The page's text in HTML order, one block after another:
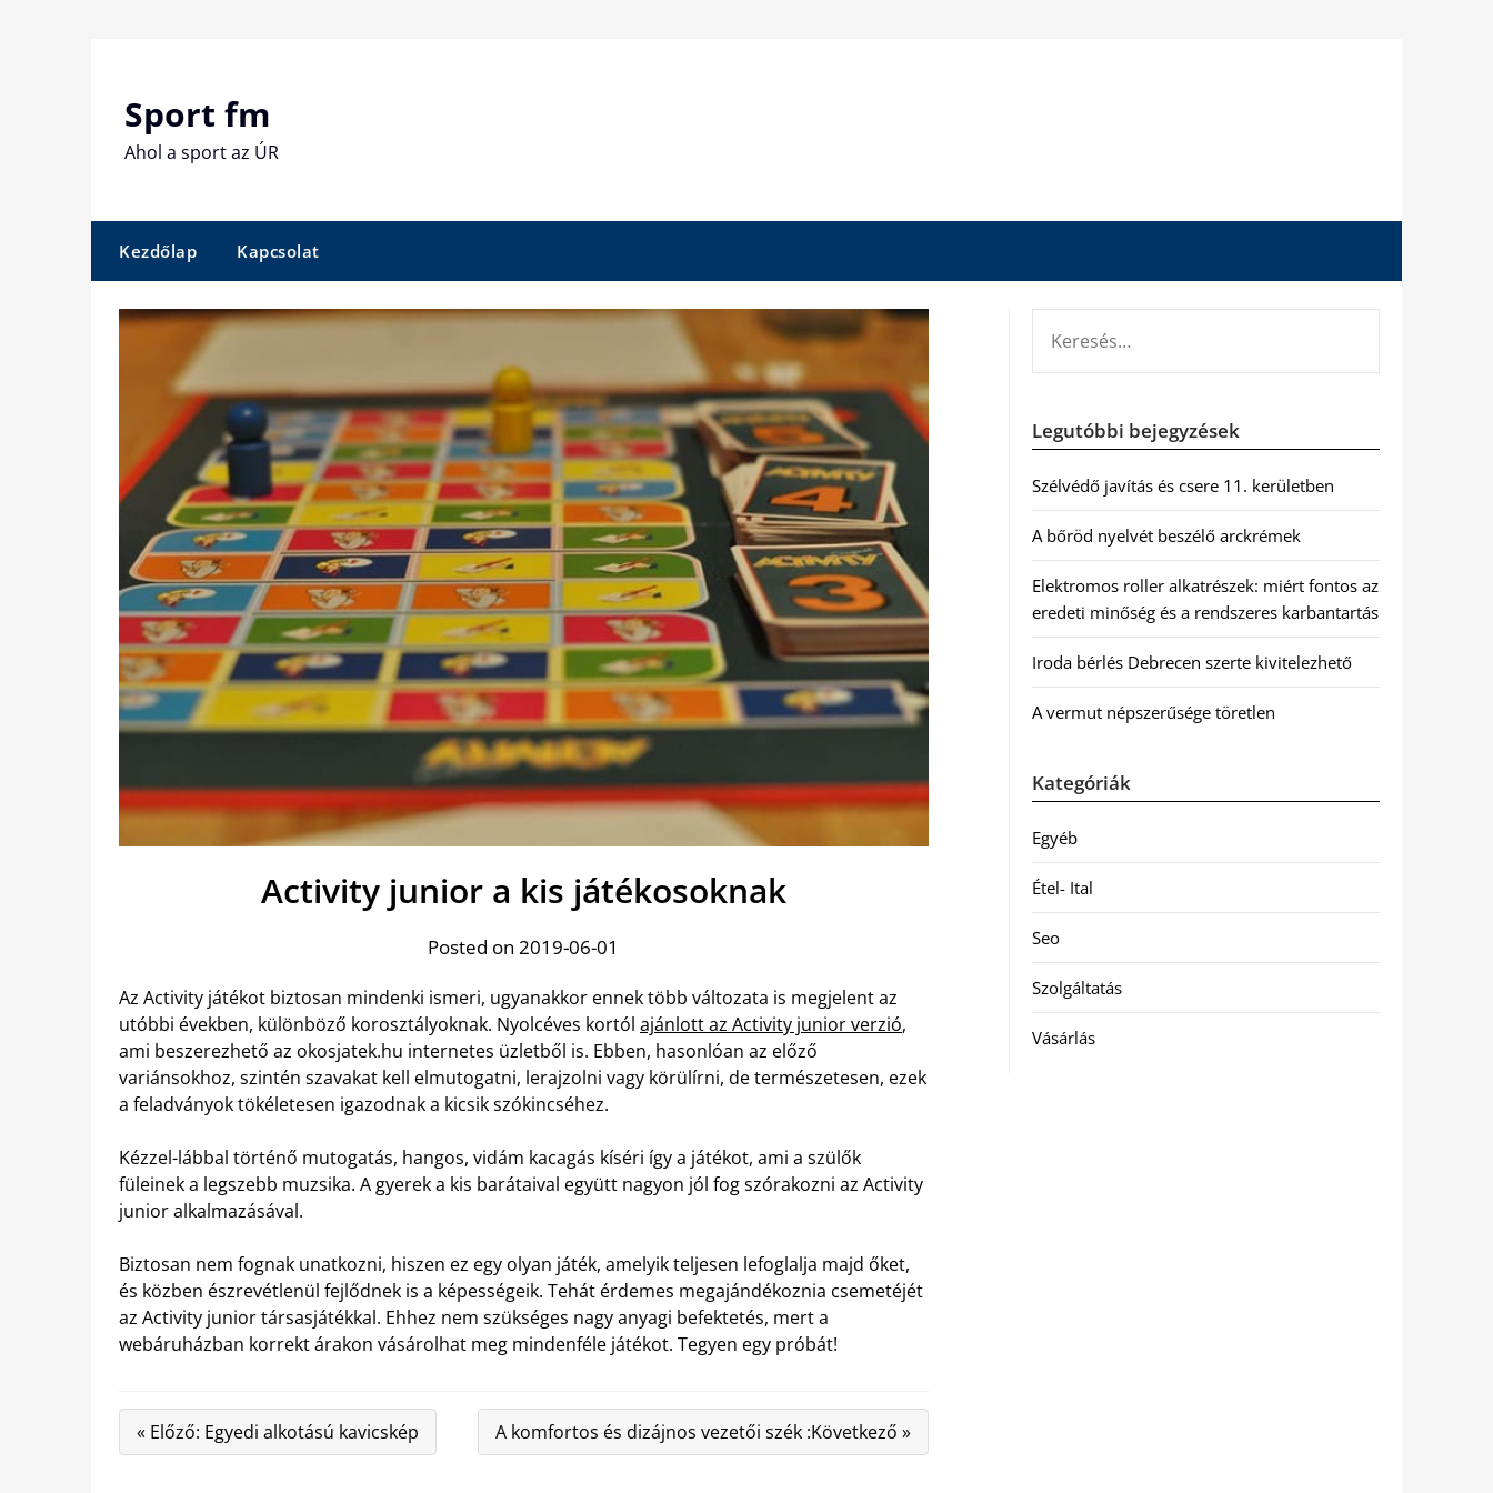
Sport fm
Ahol a sport az ÚR
Kezdőlap Kapcsolat
Activity junior a kis játékosoknak
Posted on 2019-06-01
Az Activity játékot biztosan mindenki ismeri, ugyanakkor ennek több változata is megjelent az
utóbbi években, különböző korosztályoknak. Nyolcéves kortól ajánlott az Activity junior verzió,
ami beszerezhető az okosjatek.hu internetes üzletből is. Ebben, hasonlóan az előző
variánsokhoz, szintén szavakat kell elmutogatni, lerajzolni vagy körülírni, de természetesen, ezek
a feladványok tökéletesen igazodnak a kicsik szókincséhez.
Kézzel-lábbal történő mutogatás, hangos, vidám kacagás kíséri így a játékot, ami a szülők
füleinek a legszebb muzsika. A gyerek a kis barátaival együtt nagyon jól fog szórakozni az Activity
junior alkalmazásával.
Biztosan nem fognak unatkozni, hiszen ez egy olyan játék, amelyik teljesen lefoglalja majd őket,
és közben észrevétlenül fejlődnek is a képességeik. Tehát érdemes megajándékoznia csemetéjét
az Activity junior társasjátékkal. Ehhez nem szükséges nagy anyagi befektetés, mert a
webáruházban korrekt árakon vásárolhat meg mindenféle játékot. Tegyen egy próbát!
« Előző: Egyedi alkotású kavicskép A komfortos és dizájnos vezetői szék :Következő »
Legutóbbi bejegyzések
Szélvédő javítás és csere 11. kerületben
A bőröd nyelvét beszélő arckrémek
Elektromos roller alkatrészek: miért fontos az
eredeti minőség és a rendszeres karbantartás
Iroda bérlés Debrecen szerte kivitelezhető
A vermut népszerűsége töretlen
Kategóriák
Egyéb
Étel- Ital
Seo
Szolgáltatás
Vásárlás